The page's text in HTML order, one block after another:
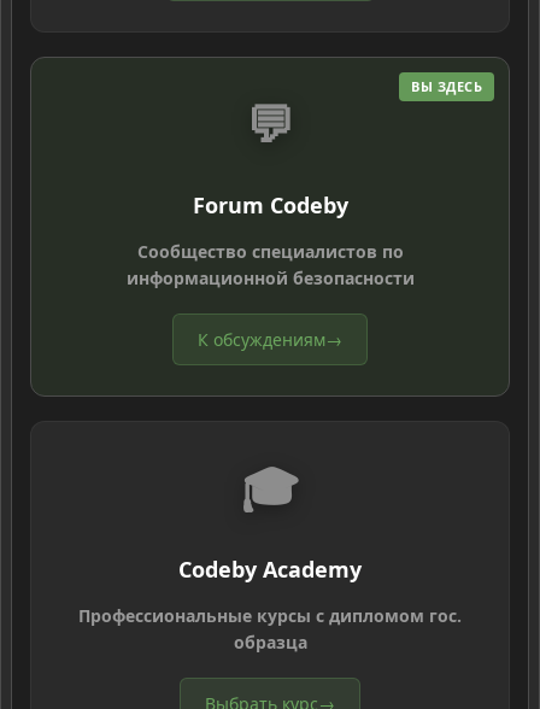
ВЫ ЗДЕСЬ
💬
Forum Codeby
Сообщество специалистов по
информационной безопасности
К обсуждениям→
🎓
Codeby Academy
Профессиональные курсы с дипломом гос.
образца
Выбрать курс→